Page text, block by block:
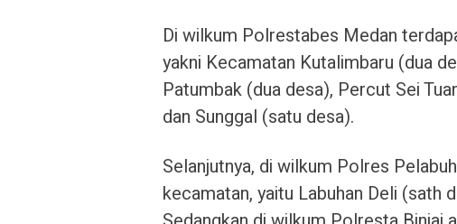
Di wilkum Polrestabes Medan
yakni Kecamatan Kutalimbaru (dua
Patumbak (dua desa), Percut Sei
dan Sunggal (satu desa).
Selanjutnya, di wilkum Polres
kecamatan, yaitu Labuhan Deli (sath